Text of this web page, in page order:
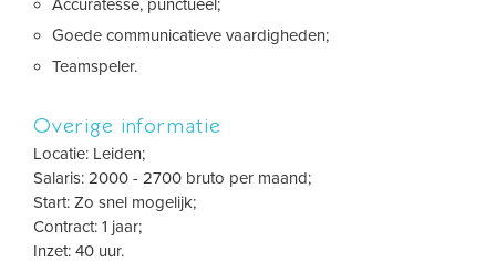
Accuratesse, punctueel;
Goede communicatieve vaardigheden;
Teamspeler.
Overige informatie
Locatie: Leiden;
Salaris: 2000 - 2700 bruto per maand;
Start: Zo snel mogelijk;
Contract: 1 jaar;
Inzet: 40 uur.